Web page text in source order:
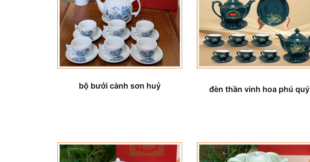
bộ bưởi cành sơn huỷ đèn thần vinh hoa phú quý